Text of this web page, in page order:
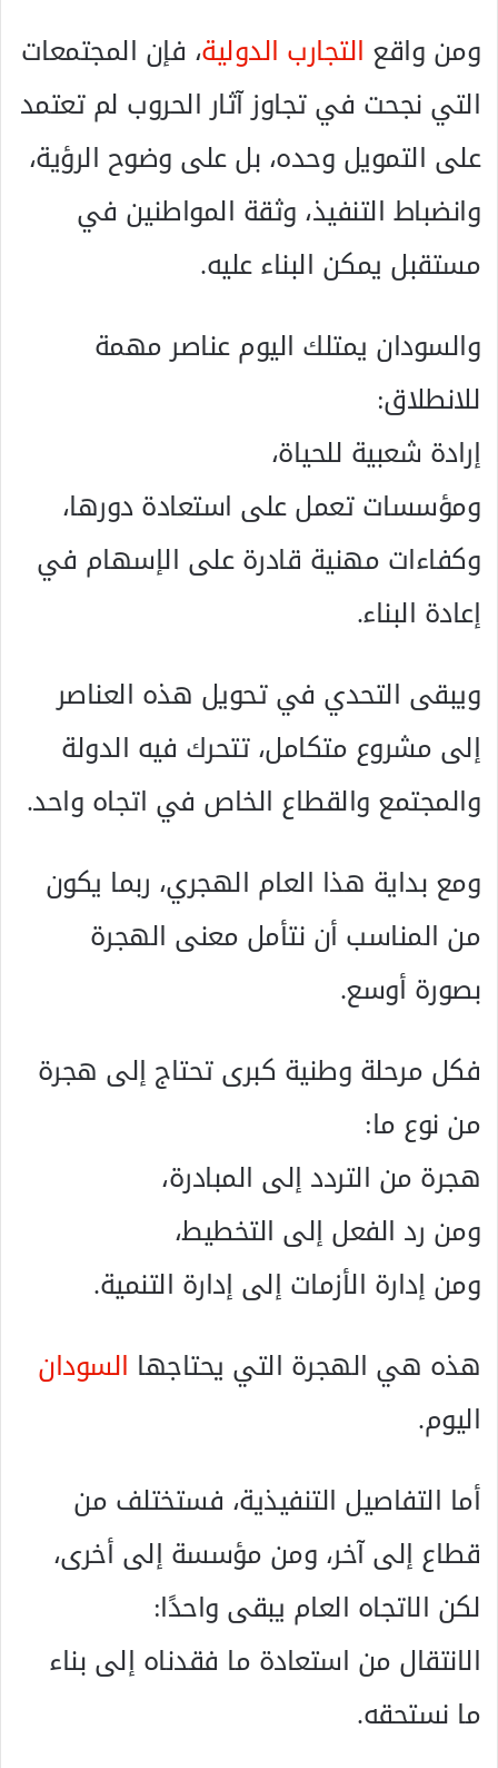
ومن واقع التجارب الدولية، فإن المجتمعات
التي نجحت في تجاوز آثار الحروب لم تعتمد
على التمويل وحده، بل على وضوح الرؤية،
وانضباط التنفيذ، وثقة المواطنين في
مستقبل يمكن البناء عليه.
والسودان يمتلك اليوم عناصر مهمة
للانطلاق:
إرادة شعبية للحياة،
ومؤسسات تعمل على استعادة دورها،
وكفاءات مهنية قادرة على الإسهام في
إعادة البناء.
ويبقى التحدي في تحويل هذه العناصر
إلى مشروع متكامل، تتحرك فيه الدولة
والمجتمع والقطاع الخاص في اتجاه واحد.
ومع بداية هذا العام الهجري، ربما يكون
من المناسب أن نتأمل معنى الهجرة
بصورة أوسع.
فكل مرحلة وطنية كبرى تحتاج إلى هجرة
من نوع ما:
هجرة من التردد إلى المبادرة،
ومن رد الفعل إلى التخطيط،
ومن إدارة الأزمات إلى إدارة التنمية.
هذه هي الهجرة التي يحتاجها السودان
اليوم.
أما التفاصيل التنفيذية، فستختلف من
قطاع إلى آخر، ومن مؤسسة إلى أخرى،
لكن الاتجاه العام يبقى واحدًا:
الانتقال من استعادة ما فقدناه إلى بناء
ما نستحقه.